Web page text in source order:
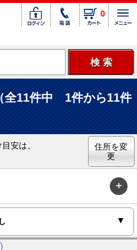
0
全11件中 1件から11件
安は、
住所を変
更